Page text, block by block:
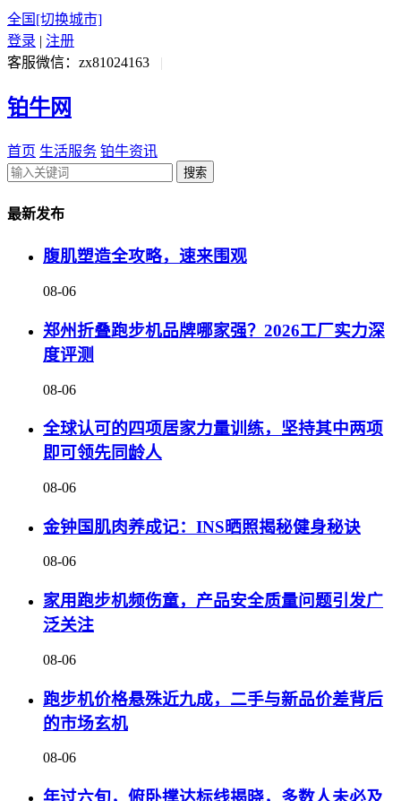
全国 [切换城市]
登录 | 注册
客服微信：zx81024163
|
铂牛网
首页 生活服务 铂牛资讯
搜索
最新发布
腹肌塑造全攻略，速来围观
08-06
郑州折叠跑步机品牌哪家强？2026工厂实力深
度评测
08-06
全球认可的四项居家力量训练，坚持其中两项
即可领先同龄人
08-06
金钟国肌肉养成记：INS晒照揭秘健身秘诀
08-06
家用跑步机频伤童，产品安全质量问题引发广
泛关注
08-06
跑步机价格悬殊近九成，二手与新品价差背后
的市场玄机
08-06
年过六旬，俯卧撑达标线揭晓，多数人未必及